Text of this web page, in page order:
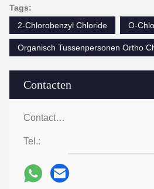
Contacten
Contacten:
Tel.:
Tags:
2-Chlorobenzyl Chloride
O-
Organisch Tussenpersonen Ortho